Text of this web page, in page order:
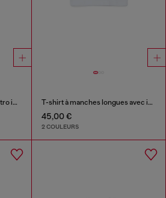
T-shirt en coton avec logo rétro imprimé T-shirt à manches longues avec imprimé Diesel Industry
45,00 €
2 COULEURS